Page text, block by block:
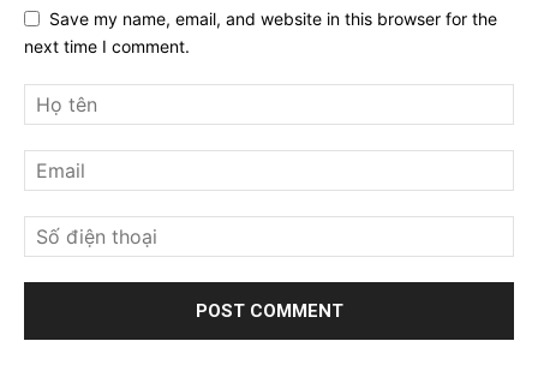
Save my name, email, and website in this browser for the
next time I comment.